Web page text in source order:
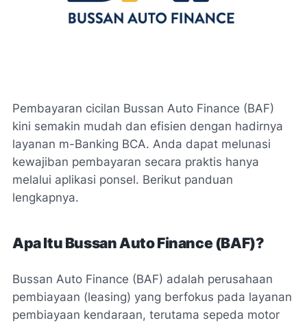
Pembayaran cicilan Bussan Auto Finance (BAF)
kini semakin mudah dan efisien dengan hadirnya
layanan m-Banking BCA. Anda dapat melunasi
kewajiban pembayaran secara praktis hanya
melalui aplikasi ponsel. Berikut panduan
lengkapnya.
Apa Itu Bussan Auto Finance (BAF)?
Bussan Auto Finance (BAF) adalah perusahaan
pembiayaan (leasing) yang berfokus pada layanan
pembiayaan kendaraan, terutama sepeda motor